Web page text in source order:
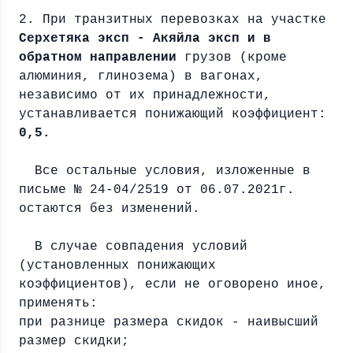
2. При транзитных перевозках на участке
Серхетяка эксп - Акяйла эксп и в
обратном направлении грузов (кроме
алюминия, глинозема) в вагонах,
независимо от их принадлежности,
устанавливается понижающий коэффициент:
0,5.
Все остальные условия, изложенные в
письме № 24-04/2519 от 06.07.2021г.
остаются без изменений.
В случае совпадения условий
(установленных понижающих
коэффициентов), если не оговорено иное,
применять:
при разнице размера скидок - наивысший
размер скидки;